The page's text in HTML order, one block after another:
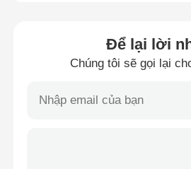
Liên hệ với chúng tôi
Để lại lời
Chúng tôi sẽ gọi lại